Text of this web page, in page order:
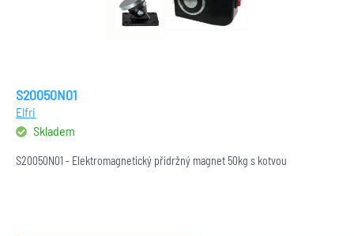
S20050N01
Elfri
Skladem
S20050N01 - Elektromagnetický přídržný magnet 50kg s kotvou